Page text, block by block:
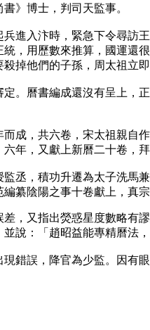
》博士，判司天監事。
進入汴時，緊急下令尋
，用歷數來推算，國運
掉他們的子孫，周太祖立
。曆書編成還沒有呈上
成，共六卷，宋太祖親
年，又獻上新曆二十卷，
丞，積功升遷為太子洗
纂陰陽之事十卷獻上，真
，又指出熒惑星度數略
說：「趙昭益能專精曆法
錯誤，降官為少監。因有